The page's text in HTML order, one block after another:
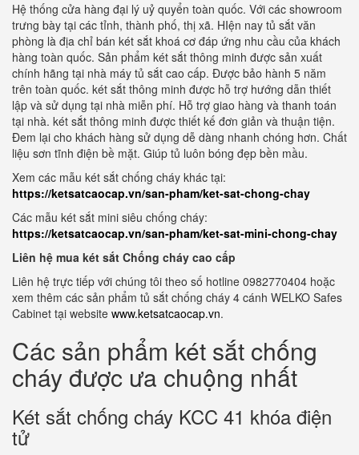
Hệ thống cửa hàng đại lý uỷ quyển toàn quốc. Với các showroom
trưng bày tại các tỉnh, thành phố, thị xã. HIện nay tủ sắt văn
phòng là địa chỉ bán két sắt khoá cơ đáp ứng nhu cầu của khách
hàng toàn quốc. Sản phẩm két sắt thông minh được sản xuất
chính hãng tại nhà máy tủ sắt cao cấp. Được bảo hành 5 năm
trên toàn quốc. két sắt thông minh được hỗ trợ hướng dẫn thiết
lập và sử dụng tại nhà miễn phí. Hỗ trợ giao hàng và thanh toán
tại nhà. két sắt thông minh được thiết kế đơn giản và thuận tiện.
Đem lại cho khách hàng sử dụng dễ dàng nhanh chóng hơn. Chất
liệu sơn tĩnh điện bề mặt. Giúp tủ luôn bóng đẹp bền mầu.
Xem các mẫu két sắt chống cháy khác tại:
https://ketsatcaocap.vn/san-pham/ket-sat-chong-chay
Các mẫu két sắt mini siêu chống cháy:
https://ketsatcaocap.vn/san-pham/ket-sat-mini-chong-chay
Liên hệ mua két sắt Chống cháy cao cấp
Liên hệ trực tiếp với chúng tôi theo số hotline 0982770404 hoặc
xem thêm các sản phẩm tủ sắt chống cháy 4 cánh WELKO Safes
Cabinet tại website www.ketsatcaocap.vn.
Các sản phẩm két sắt chống
cháy được ưa chuộng nhất
Két sắt chống cháy KCC 41 khóa điện
tử